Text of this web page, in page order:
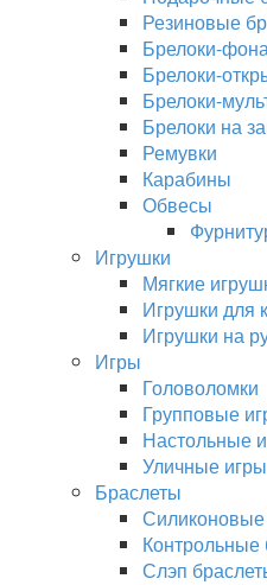
Резиновые
Брелоки-
Брелоки-
Брелоки-
Брелоки на
Ремувки
Карабины
Обвесы
Игрушки
Мягкие
Игрушки для
Игрушки на
Игры
Головоломки
Групповые
Настольные
Уличные игры
Браслеты
Контрольные
Слэп